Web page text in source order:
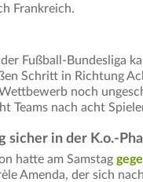
Frankreich.
Fußball-Bundesliga
Schritt in Richtung
noch
Teams nach acht
sicher in der K.o.-
hatte am Samstag
Amenda, der sich